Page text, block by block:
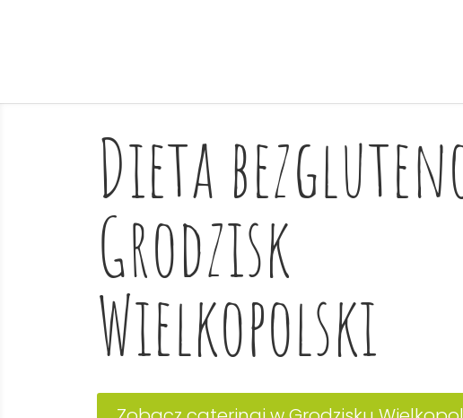
Dieta
Grodzisk
Wielkopolski